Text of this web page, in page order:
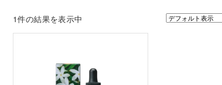
1件の結果を表示中